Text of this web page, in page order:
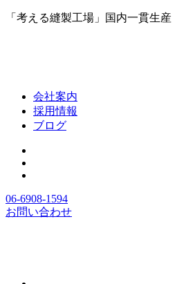
「考える縫製工場」国内一貫生産
会社案内
採用情報
ブログ
06-6908-1594
お問い合わせ